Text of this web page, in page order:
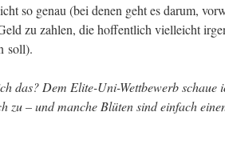
so genau (bei denen geht es dar­um,
zu zah­len, die hof­fent­lich viel­leicht
soll).
das? Dem Eli­te-Uni-Wett­be­werb schaue
zu – und man­che Blü­ten sind ein­fach